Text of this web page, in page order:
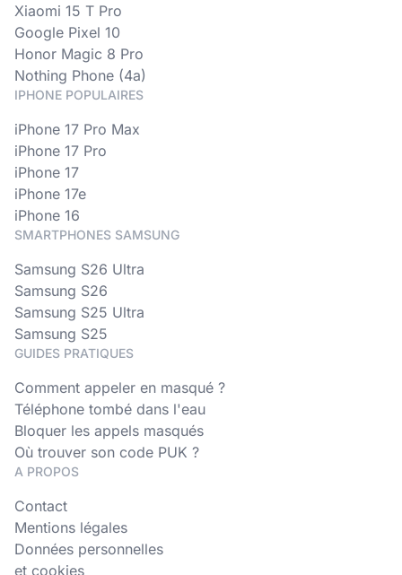
Xiaomi 15 T Pro
Google Pixel 10
Honor Magic 8 Pro
Nothing Phone (4a)
IPHONE POPULAIRES
iPhone 17 Pro Max
iPhone 17 Pro
iPhone 17
iPhone 17e
iPhone 16
SMARTPHONES SAMSUNG
Samsung S26 Ultra
Samsung S26
Samsung S25 Ultra
Samsung S25
GUIDES PRATIQUES
Comment appeler en masqué ?
Téléphone tombé dans l'eau
Bloquer les appels masqués
Où trouver son code PUK ?
A PROPOS
Contact
Mentions légales
Données personnelles
et cookies